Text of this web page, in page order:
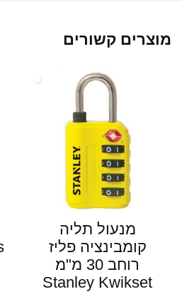
מוצרים קשורים
מנעול תליה
קומבינציה פליז
רוחב 30 מ"מ
Stanley Kwikset